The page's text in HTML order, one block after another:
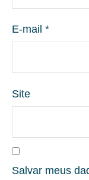
E-mail *
Site
Salvar meus